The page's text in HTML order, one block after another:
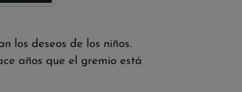
los deseos de los niños.
años que el gremio está